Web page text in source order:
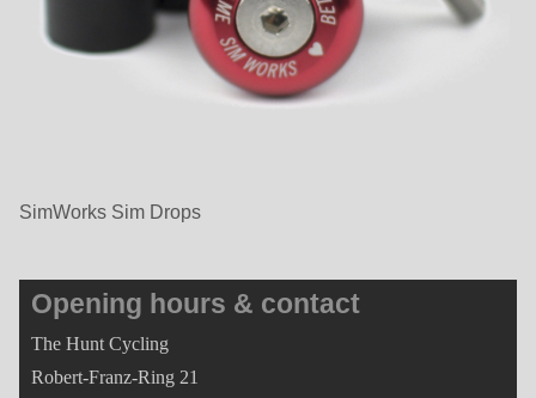
SimWorks Sim Drops
Opening hours & contact
The Hunt Cycling
Robert-Franz-Ring 21